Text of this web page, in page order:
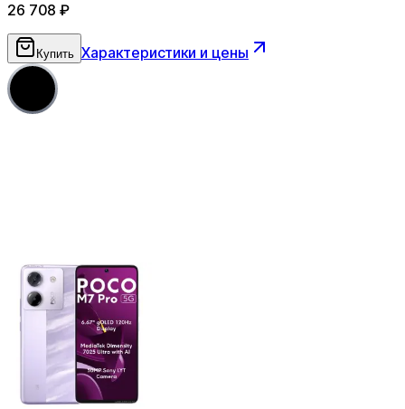
26 708 ₽
Купить Характеристики и цены